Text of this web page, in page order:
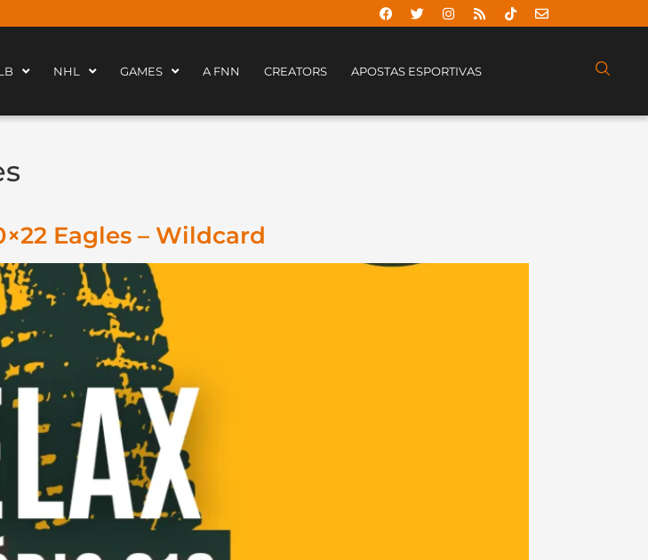
NHL GAMES A FNN CREATORS APOSTAS ESPORTIVAS
Eagles – Wildcard